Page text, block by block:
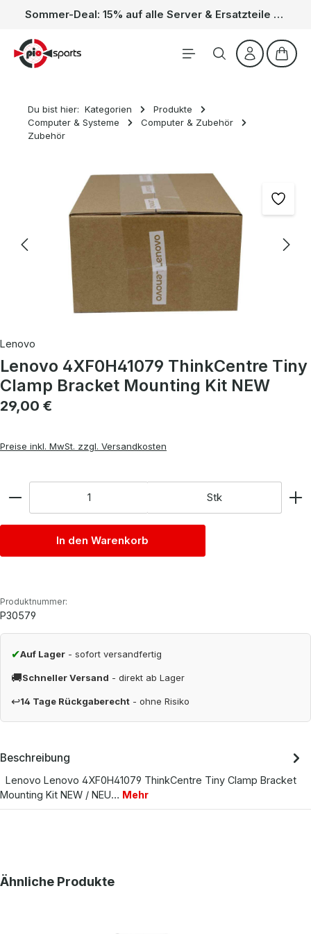
Zum Hauptinhalt springen Sommer-Deal: 15% auf alle Server & Ersatzteile – Kein Code nötig, der Rabatt wird automatisch im Warenkorb abgezogen. Gültig vom 01.06. bis 31.08.
Du bist hier: Kategorien
Produkte
Computer & Systeme
Computer & Zubehör
Zubehör
Bildergalerie überspringen
Lenovo
Lenovo 4XF0H41079 ThinkCentre Tiny
Clamp Bracket Mounting Kit NEW
Regulärer Preis:
29,00 €
Preise inkl. MwSt. zzgl. Versandkosten
Stk
In den Warenkorb
Produktnummer:
P30579
✔Auf Lager - sofort versandfertig
🚚Schneller Versand - direkt ab Lager
↩14 Tage Rückgaberecht - ohne Risiko
Beschreibung
Lenovo Lenovo 4XF0H41079 ThinkCentre Tiny Clamp Bracket
Mounting Kit NEW / NEU… Mehr
Produktgalerie überspringen
Ähnliche Produkte